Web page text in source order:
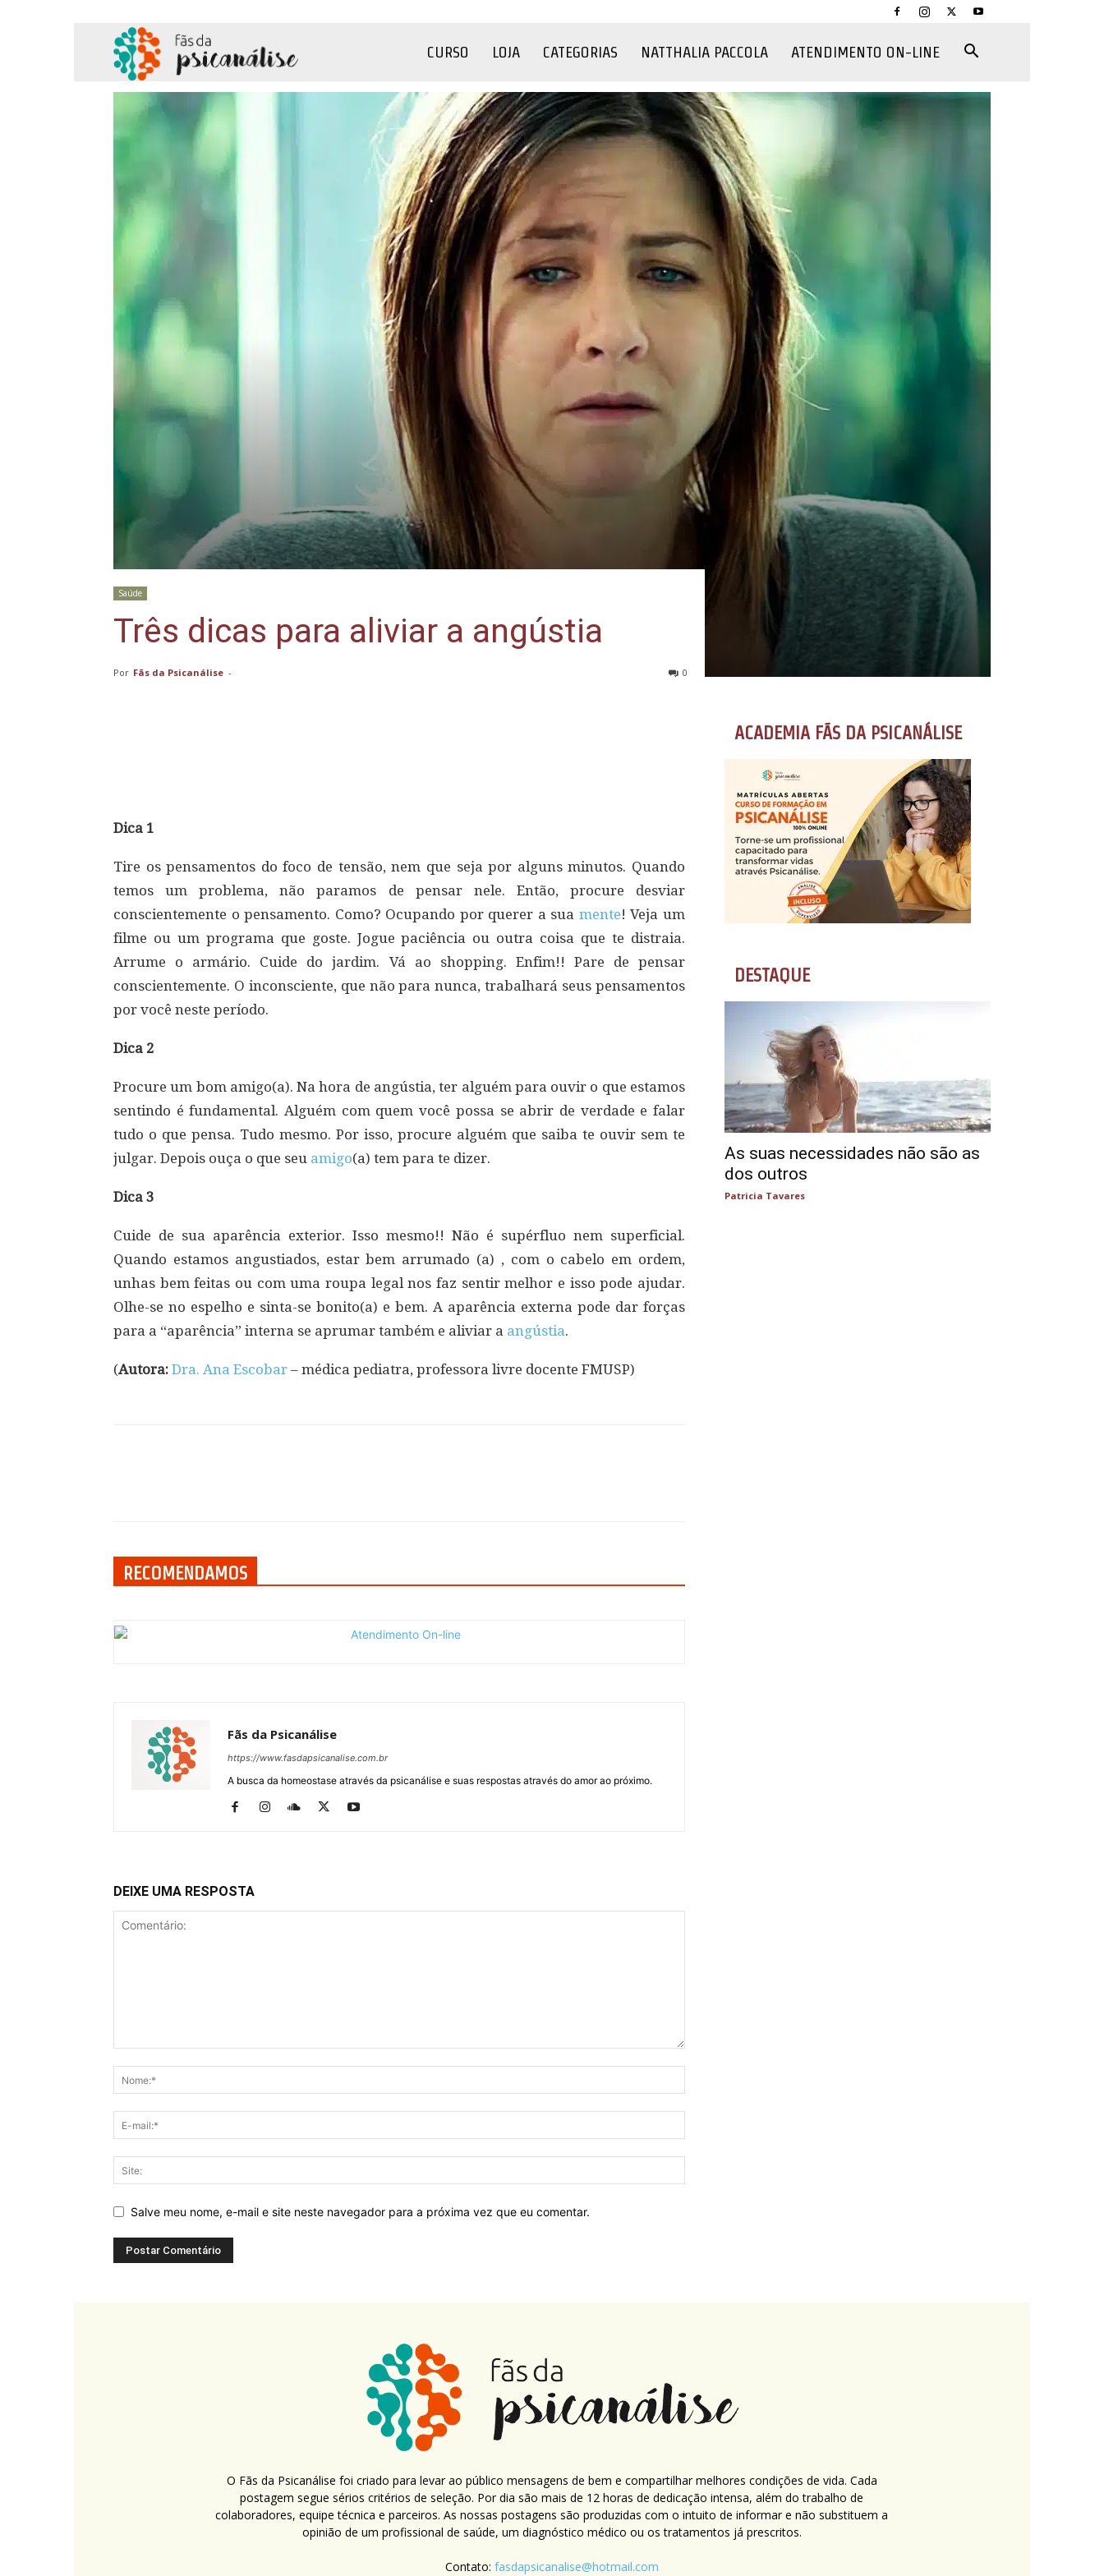
CURSO LOJA CATEGORIAS NATTHALIA PACCOLA ATENDIMENTO ON-LINE
Saúde
Três dicas para aliviar a angústia
Por Fãs da Psicanálise - 0
Dica 1
Tire os pensamentos do foco de tensão, nem que seja por alguns minutos. Quando
temos um problema, não paramos de pensar nele. Então, procure desviar
conscientemente o pensamento. Como? Ocupando por querer a sua mente! Veja um
filme ou um programa que goste. Jogue paciência ou outra coisa que te distraia.
Arrume o armário. Cuide do jardim. Vá ao shopping. Enfim!! Pare de pensar
conscientemente. O inconsciente, que não para nunca, trabalhará seus pensamentos
por você neste período.
Dica 2
Procure um bom amigo(a). Na hora de angústia, ter alguém para ouvir o que estamos
sentindo é fundamental. Alguém com quem você possa se abrir de verdade e falar
tudo o que pensa. Tudo mesmo. Por isso, procure alguém que saiba te ouvir sem te
julgar. Depois ouça o que seu amigo(a) tem para te dizer.
Dica 3
Cuide de sua aparência exterior. Isso mesmo!! Não é supérfluo nem superficial.
Quando estamos angustiados, estar bem arrumado (a) , com o cabelo em ordem,
unhas bem feitas ou com uma roupa legal nos faz sentir melhor e isso pode ajudar.
Olhe-se no espelho e sinta-se bonito(a) e bem. A aparência externa pode dar forças
para a “aparência” interna se aprumar também e aliviar a angústia.
(Autora: Dra. Ana Escobar – médica pediatra, professora livre docente FMUSP)
RECOMENDAMOS
Fãs da Psicanálise
https://www.fasdapsicanalise.com.br
A busca da homeostase através da psicanálise e suas respostas através do amor ao próximo.
DEIXE UMA RESPOSTA
Salve meu nome, e-mail e site neste navegador para a próxima vez que eu comentar.
ACADEMIA FÃS DA PSICANÁLISE
DESTAQUE
As suas necessidades não são as
dos outros
Patricia Tavares
O Fãs da Psicanálise foi criado para levar ao público mensagens de bem e compartilhar melhores condições de vida. Cada
postagem segue sérios critérios de seleção. Por dia são mais de 12 horas de dedicação intensa, além do trabalho de
colaboradores, equipe técnica e parceiros. As nossas postagens são produzidas com o intuito de informar e não substituem a
opinião de um profissional de saúde, um diagnóstico médico ou os tratamentos já prescritos.
Contato: fasdapsicanalise@hotmail.com